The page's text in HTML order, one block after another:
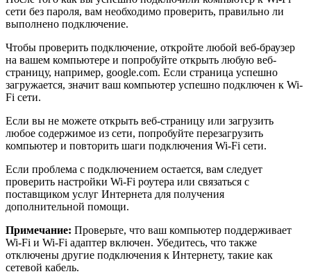
сети без пароля, вам необходимо проверить, правильно ли
выполнено подключение.
Чтобы проверить подключение, откройте любой веб-браузер
на вашем компьютере и попробуйте открыть любую веб-
страницу, например, google.com. Если страница успешно
загружается, значит ваш компьютер успешно подключен к Wi-
Fi сети.
Если вы не можете открыть веб-страницу или загрузить
любое содержимое из сети, попробуйте перезагрузить
компьютер и повторить шаги подключения Wi-Fi сети.
Если проблема с подключением остается, вам следует
проверить настройки Wi-Fi роутера или связаться с
поставщиком услуг Интернета для получения
дополнительной помощи.
Примечание: Проверьте, что ваш компьютер поддерживает
Wi-Fi и Wi-Fi адаптер включен. Убедитесь, что также
отключены другие подключения к Интернету, такие как
сетевой кабель.